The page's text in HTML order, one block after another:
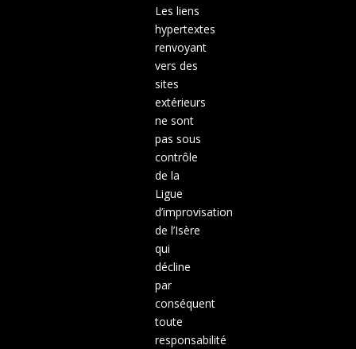
Les liens
hypertextes
renvoyant
vers des
sites
extérieurs
ne sont
pas sous
contrôle
de la
Ligue
d’improvisation
de l’Isère
qui
décline
par
conséquent
toute
responsabilité